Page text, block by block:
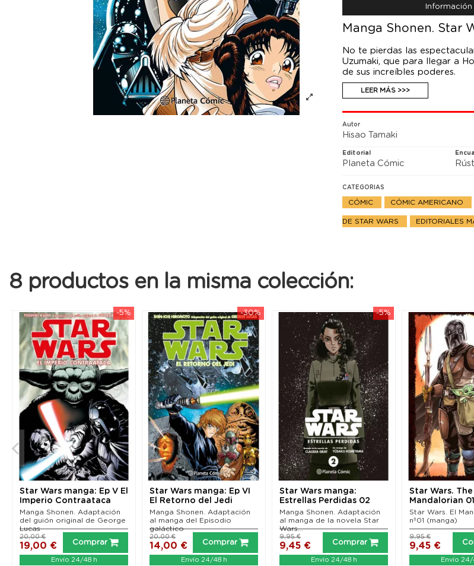
Información
Manga Shonen. Star
No te pierdas las
Uzumaki, que para llegar a
de sus increíbles poderes.
LEER MÁS >>>
Autor
Hisao Tamaki
Editorial
Planeta Cómic
CATEGORIAS
CÓMIC CÓMIC AMERICANO
DE STAR WARS EDITORIALES
8 productos en la misma colección:
-5%
Star Wars manga: Ep V El
Imperio Contraataca
Manga Shonen. Adaptación
del guión original de George
Lucas
19,00 €
20,00 €
Comprar
Envío 24/48 h
-30%
Star Wars manga: Ep VI
El Retorno del Jedi
Manga Shonen. Adaptación
al manga del Episodio
galáctico
14,00 €
20,00 €
Comprar
Envío 24/48 h
-5%
Star Wars manga:
Estrellas Perdidas 02
Manga Shonen. Adaptación
al manga de la novela Star
Wars...
9,45 €
9,95 €
Comprar
Envío 24/48 h
Star Wars. The
Mandalorian
Star Wars. El
nº01 (manga)
9,45 €
9,95 €
Envío 24/